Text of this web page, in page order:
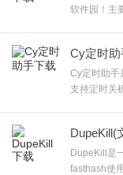
计算测量典型消费者
片，所以我们检查数
和更多内容结合在一
计算有效的RAM速度
照每GB的成本进行
软件园！主
众软件园下
Cy定时
Cy定时助手
支持定时关
指定时间后
定时间方式
完全免费和
DupeKill(
DupeKill是
fasthash使